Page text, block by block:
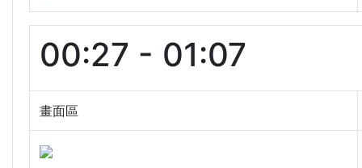
00:27 - 01:07
畫面區